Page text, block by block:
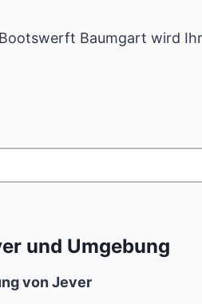
Baumgart wird
und Umgebung
von Jever